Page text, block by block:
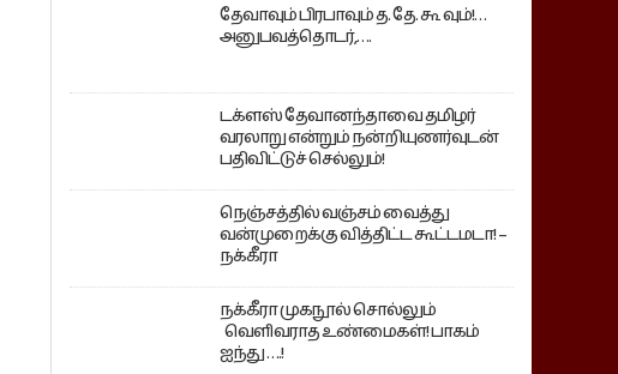
தேவாவும் பிரபாவும் த. தே. கூ வும்!…
அனுபவத்தொடர்,….
டக்ளஸ் தேவானந்தாவை தமிழர்
வரலாறு என்றும் நன்றியுணர்வுடன்
பதிவிட்டுச் செல்லும்!
நெஞ்சத்தில் வஞ்சம் வைத்து
வன்முறைக்கு வித்திட்ட கூட்டமடா! –
நக்கீரா
நக்கீரா முகநூல் சொல்லும்
வெளிவராத உண்மைகள்! பாகம்
ஐந்து ….!